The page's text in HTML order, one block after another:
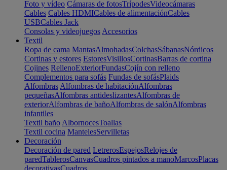
Foto y vídeo Cámaras de fotosTrípodesVideocámaras
Cables Cables HDMICables de alimentaciónCables
USBCables Jack
Consolas y videojuegos Accesorios
Textil
Ropa de cama MantasAlmohadasColchasSábanasNórdicos
Cortinas y estores EstoresVisillosCortinasBarras de cortina
Cojines RellenoExteriorFundasCojín con relleno
Complementos para sofás Fundas de sofásPlaids
Alfombras Alfombras de habitaciónAlfombras
pequeñasAlfombras antideslizantesAlfombras de
exteriorAlfombras de bañoAlfombras de salónAlfombras
infantiles
Textil baño AlbornocesToallas
Textil cocina MantelesServilletas
Decoración
Decoración de pared LetrerosEspejosRelojes de
paredTablerosCanvasCuadros pintados a manoMarcosPlacas
decorativasCuadros